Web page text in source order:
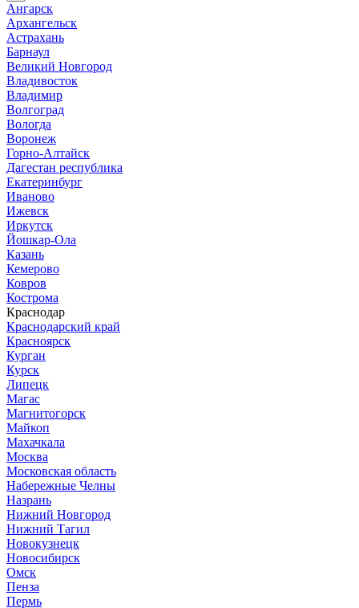
Ангарск
Архангельск
Астрахань
Барнаул
Великий Новгород
Владивосток
Владимир
Волгоград
Вологда
Воронеж
Горно-Алтайск
Дагестан республика
Екатеринбург
Иваново
Ижевск
Иркутск
Йошкар-Ола
Казань
Кемерово
Ковров
Кострома
Краснодар
Краснодарский край
Красноярск
Курган
Курск
Липецк
Магас
Магнитогорск
Майкоп
Махачкала
Москва
Московская область
Набережные Челны
Назрань
Нижний Новгород
Нижний Тагил
Новокузнецк
Новосибирск
Омск
Пенза
Пермь